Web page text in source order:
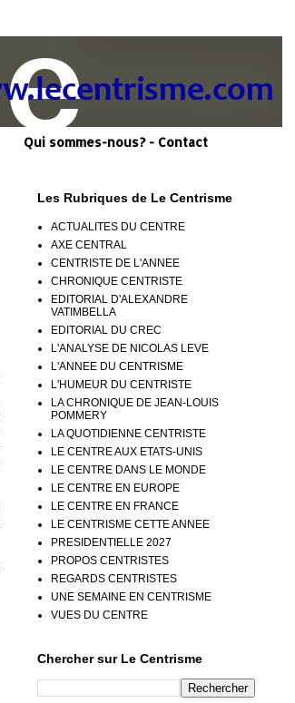
Qui sommes-nous? - Contact
Les Rubriques de Le Centrisme
ACTUALITES DU CENTRE
AXE CENTRAL
CENTRISTE DE L'ANNEE
CHRONIQUE CENTRISTE
EDITORIAL D'ALEXANDRE
VATIMBELLA
EDITORIAL DU CREC
L'ANALYSE DE NICOLAS LEVE
L'ANNEE DU CENTRISME
L'HUMEUR DU CENTRISTE
LA CHRONIQUE DE JEAN-LOUIS
POMMERY
LA QUOTIDIENNE CENTRISTE
LE CENTRE AUX ETATS-UNIS
LE CENTRE DANS LE MONDE
LE CENTRE EN EUROPE
LE CENTRE EN FRANCE
LE CENTRISME CETTE ANNEE
PRESIDENTIELLE 2027
PROPOS CENTRISTES
REGARDS CENTRISTES
UNE SEMAINE EN CENTRISME
VUES DU CENTRE
Chercher sur Le Centrisme